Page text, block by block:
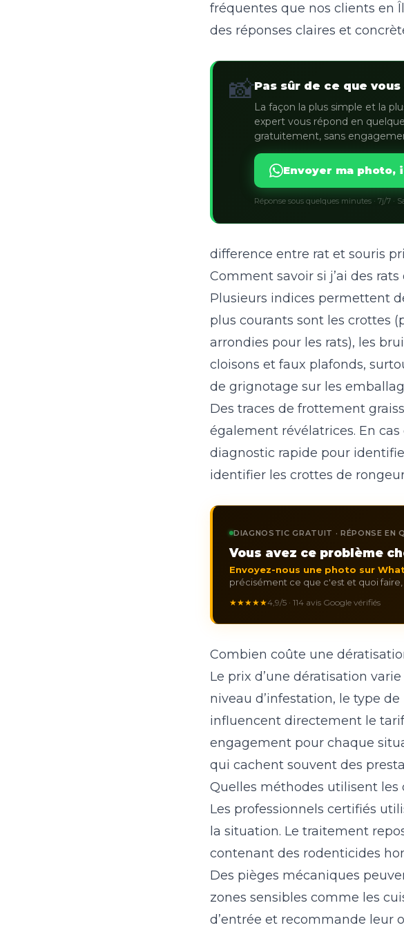
fréquentes que nos clients en
des réponses claires et
📸Pas sûr de ce que vous
La façon la plus simple et la
expert vous répond en
gratuitement, sans
Envoyer ma
Réponse sous quelques minutes · 7j/7 ·
difference entre rat et souris
Comment savoir si j’ai des
Plusieurs indices permettent
plus courants sont les crottes
arrondies pour les rats), les
cloisons et faux plafonds,
de grignotage sur les
Des traces de frottement
également révélatrices. En
diagnostic rapide pour
identifier les crottes de
DIAGNOSTIC GRATUIT · RÉPONSE EN
Vous avez ce problème
Envoyez-nous une photo sur
précisément ce que c'est et quoi
★★★★★4,9/5 · 114 avis Google vérifiés
Combien coûte une
Le prix d’une dératisation
niveau d’infestation, le type
influencent directement le
engagement pour chaque
qui cachent souvent des
Quelles méthodes utilisent les
Les professionnels certifiés
la situation. Le traitement
contenant des rodenticides
Des pièges mécaniques
zones sensibles comme les
d’entrée et recommande leur